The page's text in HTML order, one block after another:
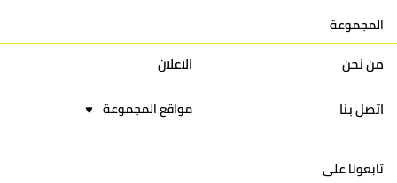
المجموعة
من نحن
الاعلان
اتصل بنا
مواقع المجموعة
تابعونا على